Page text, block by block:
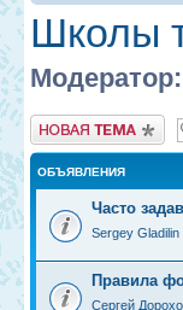
Школы
Модератор:
Новая тема
ОБЪЯВЛЕНИЯ
Часто
Sergey Gladilin
Правила
Сергей